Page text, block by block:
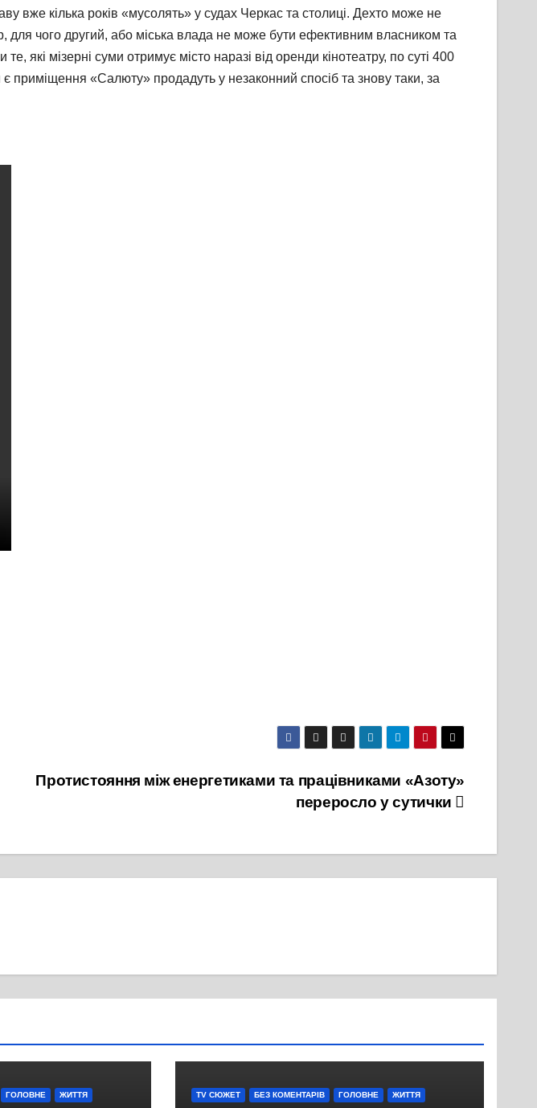
вже кілька років «мусолять» у судах Черкас та столиці. Дехто може не
чого другий, або міська влада не може бути ефективним власником та
мізерні суми отримує місто наразі від оренди кінотеатру, по суті 400
приміщення «Салюту» продадуть у незаконний спосіб та знову таки, за
Протистояння між енергетиками та працівниками «Азоту»
переросло у сутички
ГОЛОВНЕ ЖИТТЯ TV СЮЖЕТ БЕЗ КОМЕНТАРІВ ГОЛОВНЕ ЖИТТЯ